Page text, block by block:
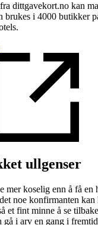
dittgavekort.no kan
brukes i 4000 butikker
ullgenser
mer koselig enn å få en
noe konfirmanten kan
et fint minne å se
gå i arv en gang i